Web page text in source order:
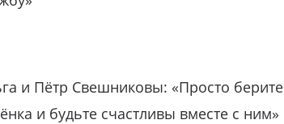
и Пётр Свешниковы: «Просто берите
и будьте счастливы вместе с ним»